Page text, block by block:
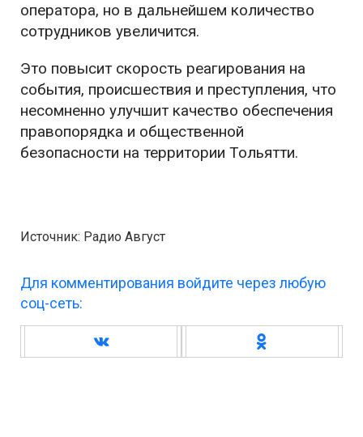
оператора, но в дальнейшем количество
сотрудников увеличится.
Это повысит скорость реагирования на
события, происшествия и преступления, что
несомненно улучшит качество обеспечения
правопорядка и общественной
безопасности на территории Тольятти.
Источник: Радио Август
Для комментирования войдите через любую
соц-сеть: